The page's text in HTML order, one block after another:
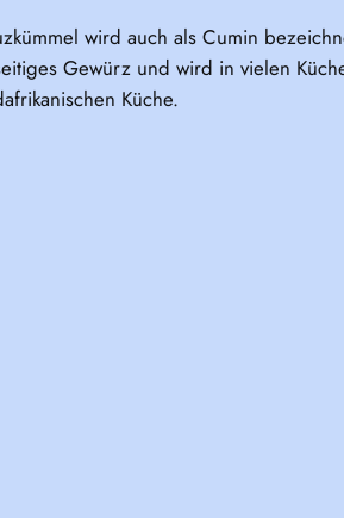
wird auch als Cumin
Gewürz und wird in vielen
Küche.